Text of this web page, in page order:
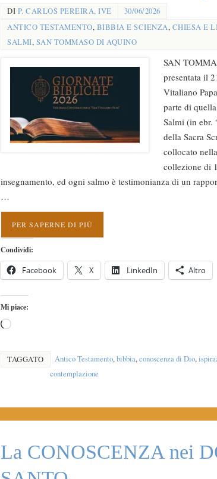
DI P. CARLOS PEREIRA, IVE
30/06/2026
ANTICO TESTAMENTO, BIBBIA E SCIENZA, CHIESA E
SALMI, SAN TOMMASO DI AQUINO
SAN
presentata il
Vitaliano
parte di
Salmi (in ebr.
della Sacra
collocato
collezione di
insegnamento, ed ogni salmo è testimonianza di
…
PER SAPERNE DI PIÙ
Condividi:
Facebook X LinkedIn Altro
Mi piace:
TAGGATO Antico Testamento,bibbia,conoscenza di Dio,
contemplazione
La CONOSCENZA nei